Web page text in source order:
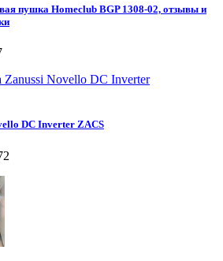
пушка Homeclub BGP 1308-02, отзывы и
DC Inverter ZACS